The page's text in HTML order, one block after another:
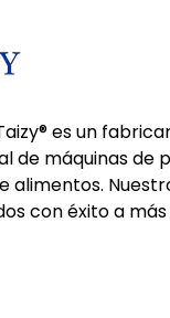
es un
de máquinas de
alimentos.
con éxito a